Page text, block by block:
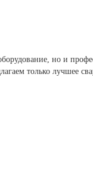
но и
только лучшее